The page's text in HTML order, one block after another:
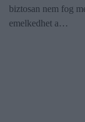
biztosan nem fog
emelkedhet a…